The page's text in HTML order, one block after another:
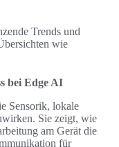
Trends und
wie
bei Edge AI
Sensorik, lokale
Sie zeigt, wie
am Gerät die
für